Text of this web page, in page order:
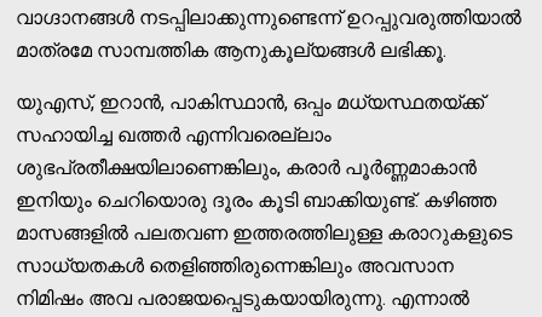
വാഗ്ദാനങ്ങള്‍ നടപ്പിലാക്കുന്നുണ്ടെന്ന് ഉറപ്പുവരുത്തിയാല്‍
മാത്രമേ സാമ്പത്തിക ആനുകൂല്യങ്ങള്‍ ലഭിക്കൂ.
യുഎസ്, ഇറാന്‍, പാകിസ്ഥാന്‍, ഒപ്പം മധ്യസ്ഥതയ്ക്ക്
സഹായിച്ച ഖത്തര്‍ എന്നിവരെല്ലാം
ശുഭപ്രതീക്ഷയിലാണെങ്കിലും, കരാര്‍ പൂര്‍ണ്ണമാകാന്‍
ഇനിയും ചെറിയൊരു ദൂരം കൂടി ബാക്കിയുണ്ട്. കഴിഞ്ഞ
മാസങ്ങളില്‍ പലതവണ ഇത്തരത്തിലുള്ള കരാറുകളുടെ
സാധ്യതകള്‍ തെളിഞ്ഞിരുന്നെങ്കിലും അവസാന
നിമിഷം അവ പരാജയപ്പെടുകയായിരുന്നു. എന്നാല്‍